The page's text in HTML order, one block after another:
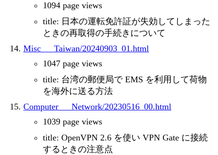
1094 page views
title: 日本の運転免許証が失効してしまった
ときの再取得の手続きについて
Misc___Taiwan/20240903_01.html
1047 page views
title: 台湾の郵便局で EMS を利用して荷物
を海外に送る方法
Computer___Network/20230516_00.html
1039 page views
title: OpenVPN 2.6 を使い VPN Gate に接続
するときの注意点